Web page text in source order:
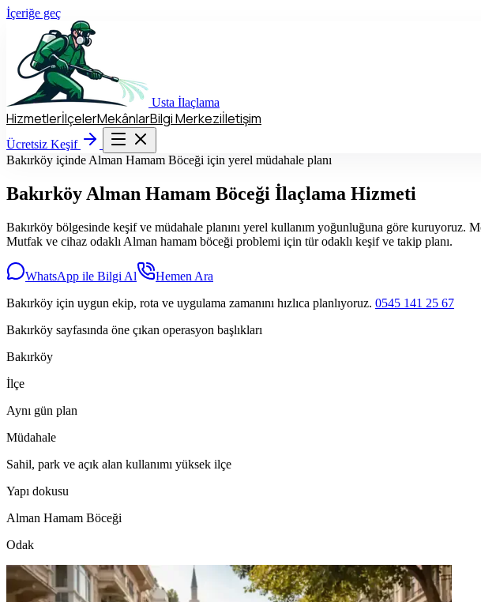
İçeriğe geç
Usta İlaçlama
HizmetlerİlçelerMekânlarBilgi Merkeziİletişim
Ücretsiz Keşif
Hizmetler İlçeler Mekânlar Bilgi Merkezi
Bakırköy içinde Alman Hamam Böceği için yerel müdahale planı
Bakırköy Alman Hamam Böceği İlaçlama Hizmeti
Bakırköy bölgesinde keşif ve müdahale planını yerel kullanım yoğunluğuna göre kuruyoruz.
Mutfak ve cihaz odaklı Alman hamam böceği problemi için tür odaklı keşif ve takip planı.
WhatsApp ile Bilgi Al
Hemen Ara
Bakırköy için uygun ekip, rota ve uygulama zamanını hızlıca planlıyoruz. 0545 141 25 67
Bakırköy sayfasında öne çıkan operasyon başlıkları
Bakırköy
İlçe
Aynı gün plan
Müdahale
Sahil, park ve açık alan kullanımı yüksek ilçe
Yapı dokusu
Alman Hamam Böceği
Odak